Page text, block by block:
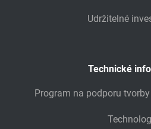
Udržitelné
Technické
Program na podporu